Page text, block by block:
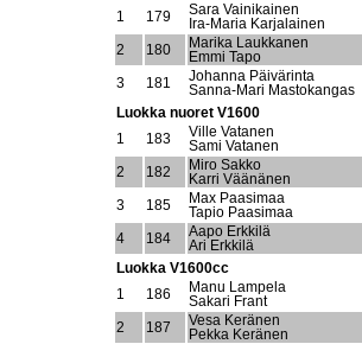
1
179
Sara Vainikainen
Ira-Maria Karjalainen
2
180
Marika Laukkanen
Emmi Tapo
3
181
Johanna Päivärinta
Sanna-Mari Mastokangas
Luokka nuoret V1600
1
183
Ville Vatanen
Sami Vatanen
2
182
Miro Sakko
Karri Väänänen
3
185
Max Paasimaa
Tapio Paasimaa
4
184
Aapo Erkkilä
Ari Erkkilä
Luokka V1600cc
1
186
Manu Lampela
Sakari Frant
2
187
Vesa Keränen
Pekka Keränen